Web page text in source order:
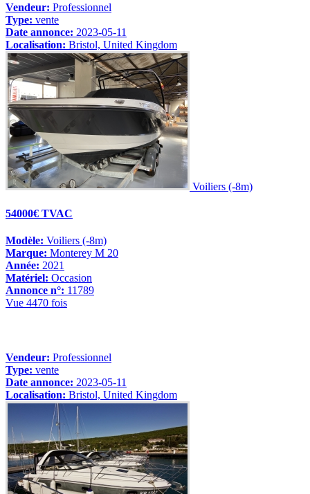
Vendeur: Professionnel
Type: vente
Date annonce: 2023-05-11
Localisation: Bristol, United Kingdom
Voiliers (-8m)
54000€ TVAC
Modèle: Voiliers (-8m)
Marque: Monterey M 20
Année: 2021
Matériel: Occasion
Annonce n°: 11789
Vue 4470 fois
Vendeur: Professionnel
Type: vente
Date annonce: 2023-05-11
Localisation: Bristol, United Kingdom